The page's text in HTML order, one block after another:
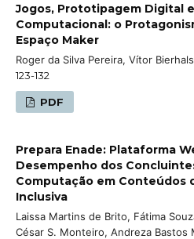
Jogos, Prototipagem Digital
Computacional: o
Espaço Maker
Roger da Silva Pereira, Vítor
123-132
PDF
Prepara Enade: Plataforma
Desempenho dos
Computação em Conteúdos
Inclusiva
Laissa Martins de Brito, Fátima
César S. Monteiro, Andreza Bastos